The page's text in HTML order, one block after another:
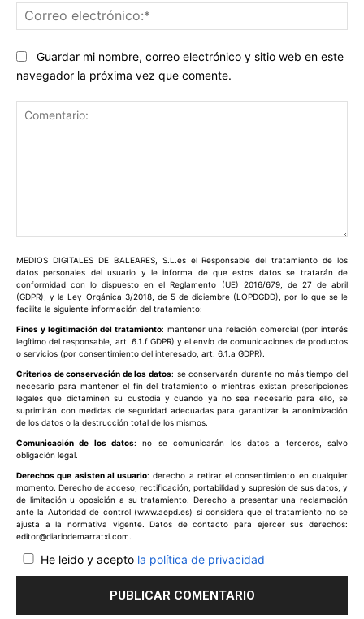
Guardar mi nombre, correo electrónico y sitio web en este
navegador la próxima vez que comente.
MEDIOS DIGITALES DE BALEARES, S.L.es el Responsable del tratamiento de los
datos personales del usuario y le informa de que estos datos se tratarán de
conformidad con lo dispuesto en el Reglamento (UE) 2016/679, de 27 de abril
(GDPR), y la Ley Orgánica 3/2018, de 5 de diciembre (LOPDGDD), por lo que se le
facilita la siguiente información del tratamiento:
Fines y legitimación del tratamiento: mantener una relación comercial (por interés
legítimo del responsable, art. 6.1.f GDPR) y el envío de comunicaciones de productos
o servicios (por consentimiento del interesado, art. 6.1.a GDPR).
Criterios de conservación de los datos: se conservarán durante no más tiempo del
necesario para mantener el fin del tratamiento o mientras existan prescripciones
legales que dictaminen su custodia y cuando ya no sea necesario para ello, se
suprimirán con medidas de seguridad adecuadas para garantizar la anonimización
de los datos o la destrucción total de los mismos.
Comunicación de los datos: no se comunicarán los datos a terceros, salvo
obligación legal.
Derechos que asisten al usuario: derecho a retirar el consentimiento en cualquier
momento. Derecho de acceso, rectificación, portabilidad y supresión de sus datos, y
de limitación u oposición a su tratamiento. Derecho a presentar una reclamación
ante la Autoridad de control (www.aepd.es) si considera que el tratamiento no se
ajusta a la normativa vigente. Datos de contacto para ejercer sus derechos:
editor@diariodemarratxi.com.
He leido y acepto la política de privacidad